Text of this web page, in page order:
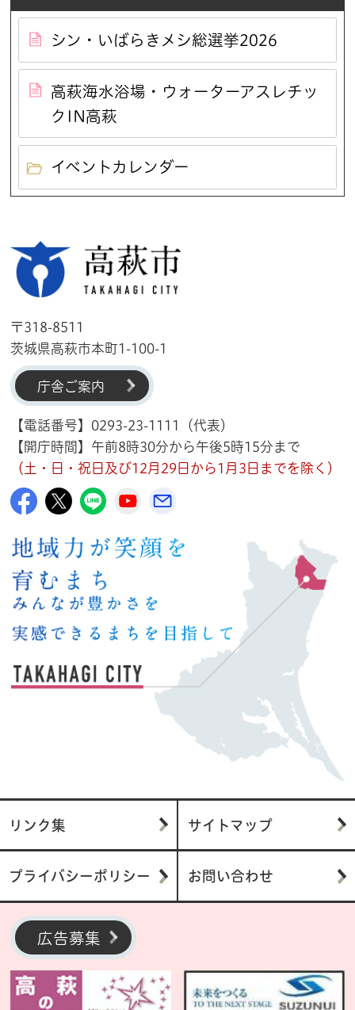
シン・いばらきメシ総選挙2026
高萩海水浴場・ウォーターアスレチッ
クIN高萩
イベントカレンダー
〒318-8511
茨城県高萩市本町1-100-1
庁舎ご案内
【電話番号】0293-23-1111（代表）
【開庁時間】午前8時30分から午後5時15分まで
（土・日・祝日及び12月29日から1月3日までを除く）
高萩市公式Facebook
高萩市公式X
高萩市公式LINE
高萩市YouTube公式チャンネル
リンク集 サイトマップ
プライバシーポリシー お問い合わせ
広告募集